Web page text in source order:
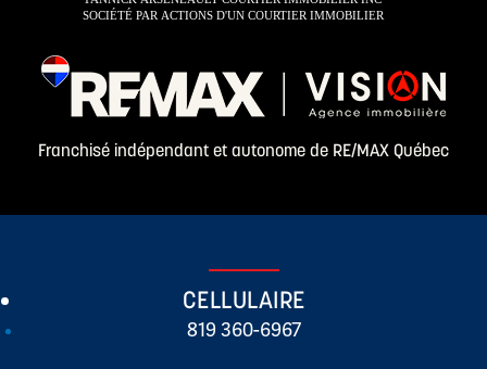
Franchisé indépendant et autonome de RE/MAX Québec
CELLULAIRE
819 360-6967